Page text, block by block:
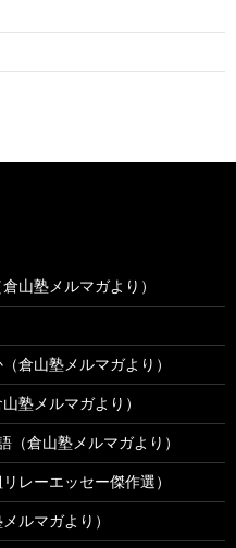
山塾メルマガより）
倉山塾メルマガより）
塾メルマガより）
倉山塾メルマガより）
レーエッセー傑作選）
ルマガより）